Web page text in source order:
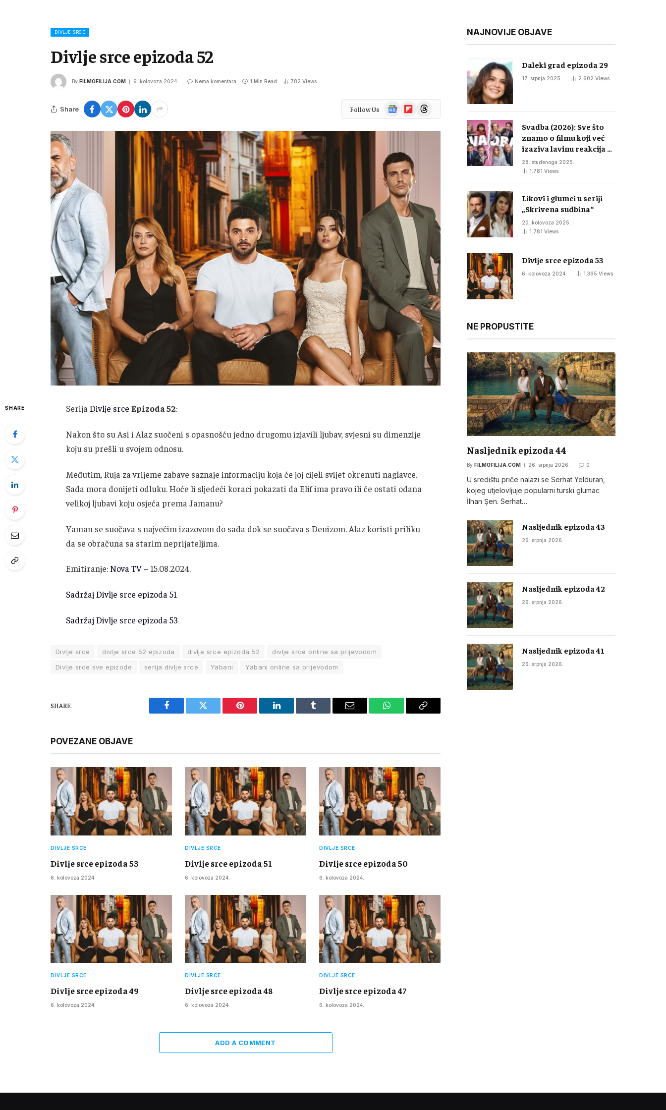
DIVLJE SRCE
Divlje srce epizoda 52
By FILMOFILIJA.COM 6. kolovoza 2024. Nema komentara 1 Min Read 782 Views
Share Follow Us
Google
News
FlipboardThreads
SHARE Serija Divlje srce Epizoda 52:
Nakon što su Asi i Alaz suočeni s opasnošću jedno drugomu izjavili ljubav, svjesni su dimenzije
koju su prešli u svojem odnosu.
Međutim, Ruja za vrijeme zabave saznaje informaciju koja će joj cijeli svijet okrenuti naglavce.
Sada mora donijeti odluku. Hoće li sljedeći koraci pokazati da Elif ima pravo ili će ostati odana
velikoj ljubavi koju osjeća prema Jamanu?
Yaman se suočava s najvećim izazovom do sada dok se suočava s Denizom. Alaz koristi priliku
da se obračuna sa starim neprijateljima.
Emitiranje: Nova TV– 15.08.2024.
Sadržaj Divlje srce epizoda 51
Sadržaj Divlje srce epizoda 53
Divlje srce divlje srce 52 epizoda divlje srce epizoda 52
divlje srce online sa prijevodom
Divlje srce sve epizode
serija divlje srce Yabani Yabani online sa prijevodom
SHARE.
Facebook Twitter Pinterest LinkedIn Tumblr Email WhatsAppCopy
POVEZANE OBJAVE
DIVLJE SRCE
Divlje srce epizoda 53
6. kolovoza 2024.
DIVLJE SRCE
Divlje srce epizoda 51
6. kolovoza 2024.
DIVLJE SRCE
Divlje srce epizoda 50
6. kolovoza 2024.
DIVLJE SRCE
Divlje srce epizoda 49
6. kolovoza 2024.
DIVLJE SRCE
Divlje srce epizoda 48
6. kolovoza 2024.
DIVLJE SRCE
Divlje srce epizoda 47
6. kolovoza 2024.
ADD A COMMENT
NAJNOVIJE OBJAVE
Daleki grad epizoda 29
17. srpnja 2025. 2.602 Views
Svadba (2026): Sve što
znamo o filmu koji već
izaziva lavinu reakcija u
regiji
28. studenoga 2025.
1.781 Views
Likovi i glumci u seriji
„Skrivena sudbina“
20. kolovoza 2025.
1.781 Views
Divlje srce epizoda 53
6. kolovoza 2024. 1.365 Views
NE PROPUSTITE
Nasljednik epizoda 44
By FILMOFILIJA.COM 26. srpnja 2026. 0
U središtu priče nalazi se Serhat Yelduran,
kojeg utjelovljuje popularni turski glumac
İlhan Şen. Serhat…
Nasljednik epizoda 43
26. srpnja 2026.
Nasljednik epizoda 42
26. srpnja 2026.
Nasljednik epizoda 41
26. srpnja 2026.